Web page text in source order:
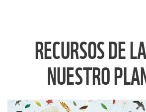
RECURSOS DE
NUESTRO